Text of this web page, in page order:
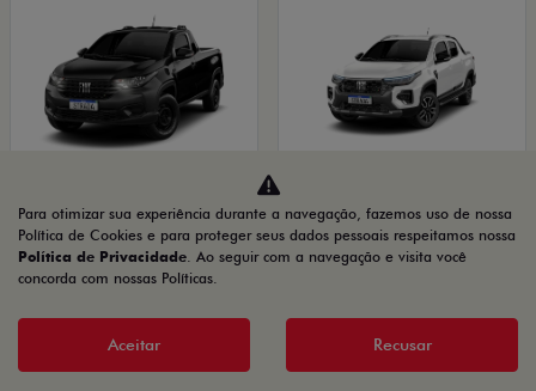
GRANDE CHANCE FIAT
CNPJ E
MICROEMPRESÁRIOS
OPORTUNIDADE
CNPJ E
MICROEMPRESÁRIOS
Para otimizar sua experiência durante a navegação, fazemos uso de nossa
Política de Cookies e para proteger seus dados pessoais respeitamos nossa
Política de Privacidade. Ao seguir com a navegação e visita você
concorda com nossas Políticas.
Aceitar Recusar